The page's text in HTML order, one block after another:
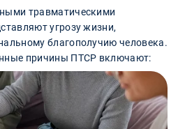
травматическими
угрозу жизни,
благополучию человека.
причины ПТСР включают: